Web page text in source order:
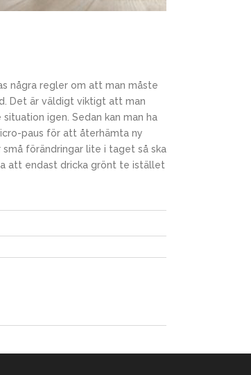
några regler om att man måste
Det är väldigt viktigt att man
igen. Sedan kan man ha
paus för att återhämta ny
förändringar lite i taget så ska
att endast dricka grönt te istället